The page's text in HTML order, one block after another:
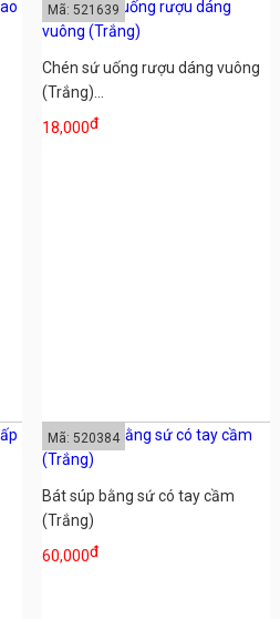
Chén sứ uống rượu dáng vuông
(Trắng)...
18,000đ
Mã: 521639
Bát súp bằng sứ có tay cầm
(Trắng)
60,000đ
Mã: 520384